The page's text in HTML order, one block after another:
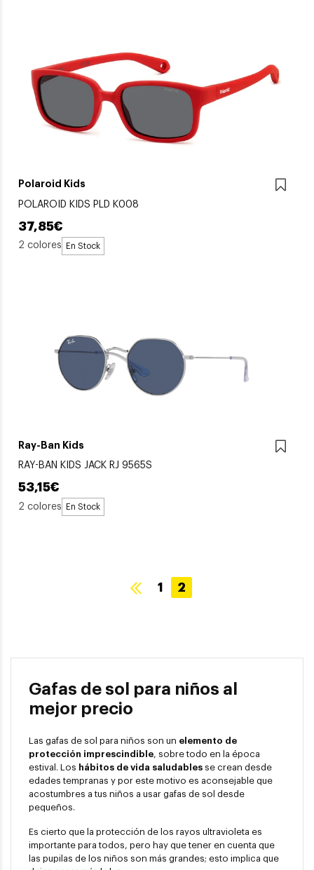
Polaroid Kids
POLAROID KIDS PLD K008
37,85€
2 colores En Stock
Ray-Ban Kids
RAY-BAN KIDS JACK RJ 9565S
53,15€
2 colores En Stock
1 2
Gafas de sol para niños al
mejor precio
Las gafas de sol para niños son un elemento de
protección imprescindible, sobre todo en la época
estival. Los hábitos de vida saludables se crean desde
edades tempranas y por este motivo es aconsejable que
acostumbres a tus niños a usar gafas de sol desde
pequeños.
Es cierto que la protección de los rayos ultravioleta es
importante para todos, pero hay que tener en cuenta que
las pupilas de los niños son más grandes; esto implica que